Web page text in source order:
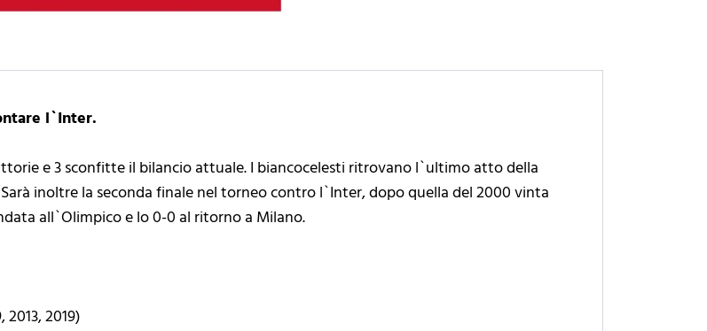
l`Inter.
e 3 sconfitte il bilancio attuale. I biancocelesti ritrovano l`ultimo atto della
inoltre la seconda finale nel torneo contro l`Inter, dopo quella del 2000 vinta
all`Olimpico e lo 0-0 al ritorno a Milano.
2019)